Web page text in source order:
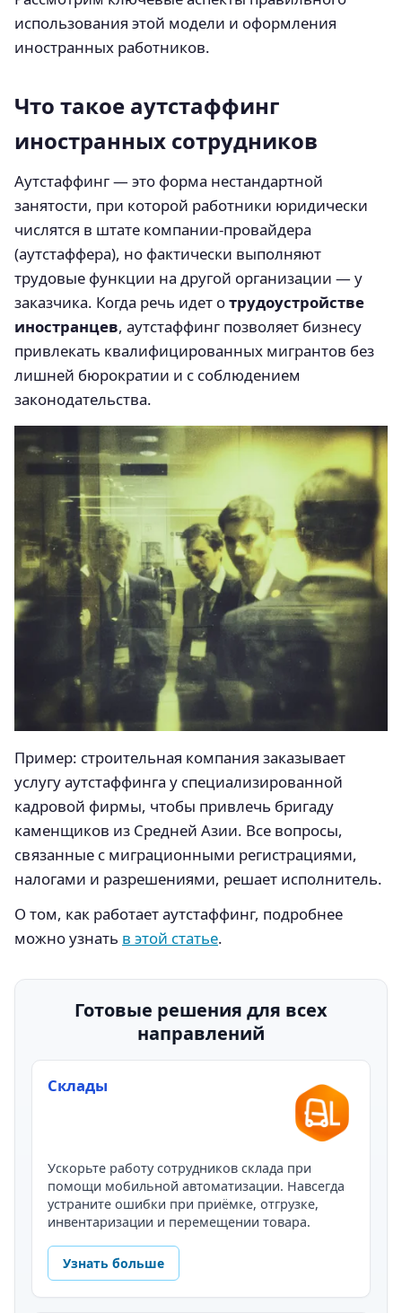
использования этой модели и оформления
иностранных работников.
Что такое аутстаффинг
иностранных сотрудников
Аутстаффинг — это форма нестандартной
занятости, при которой работники юридически
числятся в штате компании-провайдера
(аутстаффера), но фактически выполняют
трудовые функции на другой организации — у
заказчика. Когда речь идет отрудоустройстве
иностранцев, аутстаффинг позволяет бизнесу
привлекать квалифицированных мигрантов без
лишней бюрократии и с соблюдением
законодательства.
Пример: строительная компания заказывает
услугу аутстаффинга у специализированной
кадровой фирмы, чтобы привлечь бригаду
каменщиков из Средней Азии. Все вопросы,
связанные с миграционными регистрациями,
налогами и разрешениями, решает исполнитель.
О том, как работает аутстаффинг, подробнее
можно узнать в этой статье.
Готовые решения для всех
направлений
Склады
Ускорьте работу сотрудников склада при
помощи мобильной автоматизации. Навсегда
устраните ошибки при приёмке, отгрузке,
инвентаризации и перемещении товара.
Узнать больше